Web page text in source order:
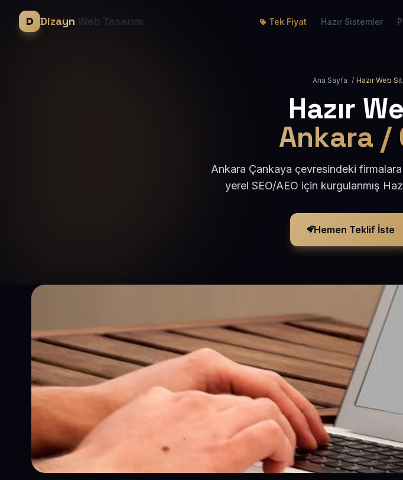
Dizayn Web Tasarım Tek Fiyat Hazır Sistemler
Ana Sayfa / Hazır Web
Hazır
Ankara /
Ankara Çankaya çevresindeki
yerel SEO/AEO için kurgulanmış
Hemen Teklif İste